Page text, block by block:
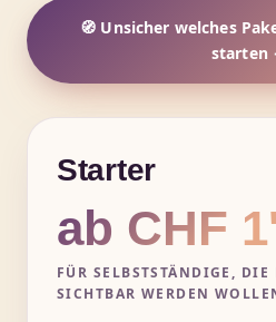
🧭 Unsicher welches
starten
Starter
ab CHF
FÜR SELBSTSTÄNDIGE, DIE
SICHTBAR WERDEN